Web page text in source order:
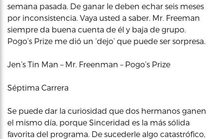
semana pasada. De ganar le deben echar seis meses
por inconsistencia. Vaya usted a saber. Mr. Freeman
siempre da buena cuenta de él y baja de grupo.
Pogo’s Prize me dió un ‘dejo’ que puede ser sorpresa.
Jen’s Tin Man – Mr. Freenman – Pogo’s Prize
Séptima Carrera
Se puede dar la curiosidad que dos hermanos ganen
el mismo día, porque Sinceridad es la más sólida
favorita del programa. De sucederle algo catastrófico,